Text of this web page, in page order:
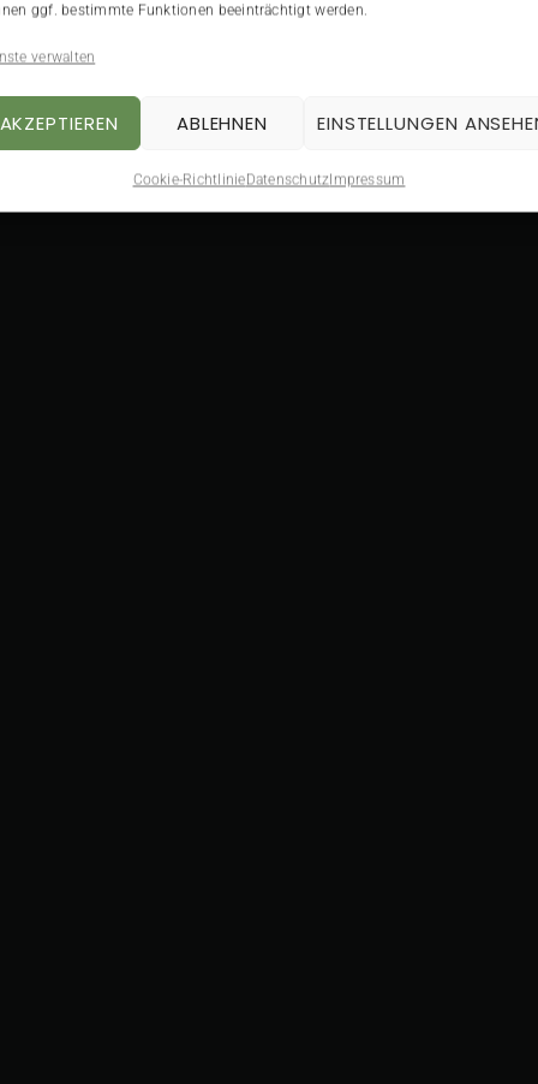
ggf. bestimmte Funktionen beeinträchtigt werden.
verwalten
AKZEPTIEREN ABLEHNEN EINSTELLUNGEN
Cookie-RichtlinieDatenschutzImpressum